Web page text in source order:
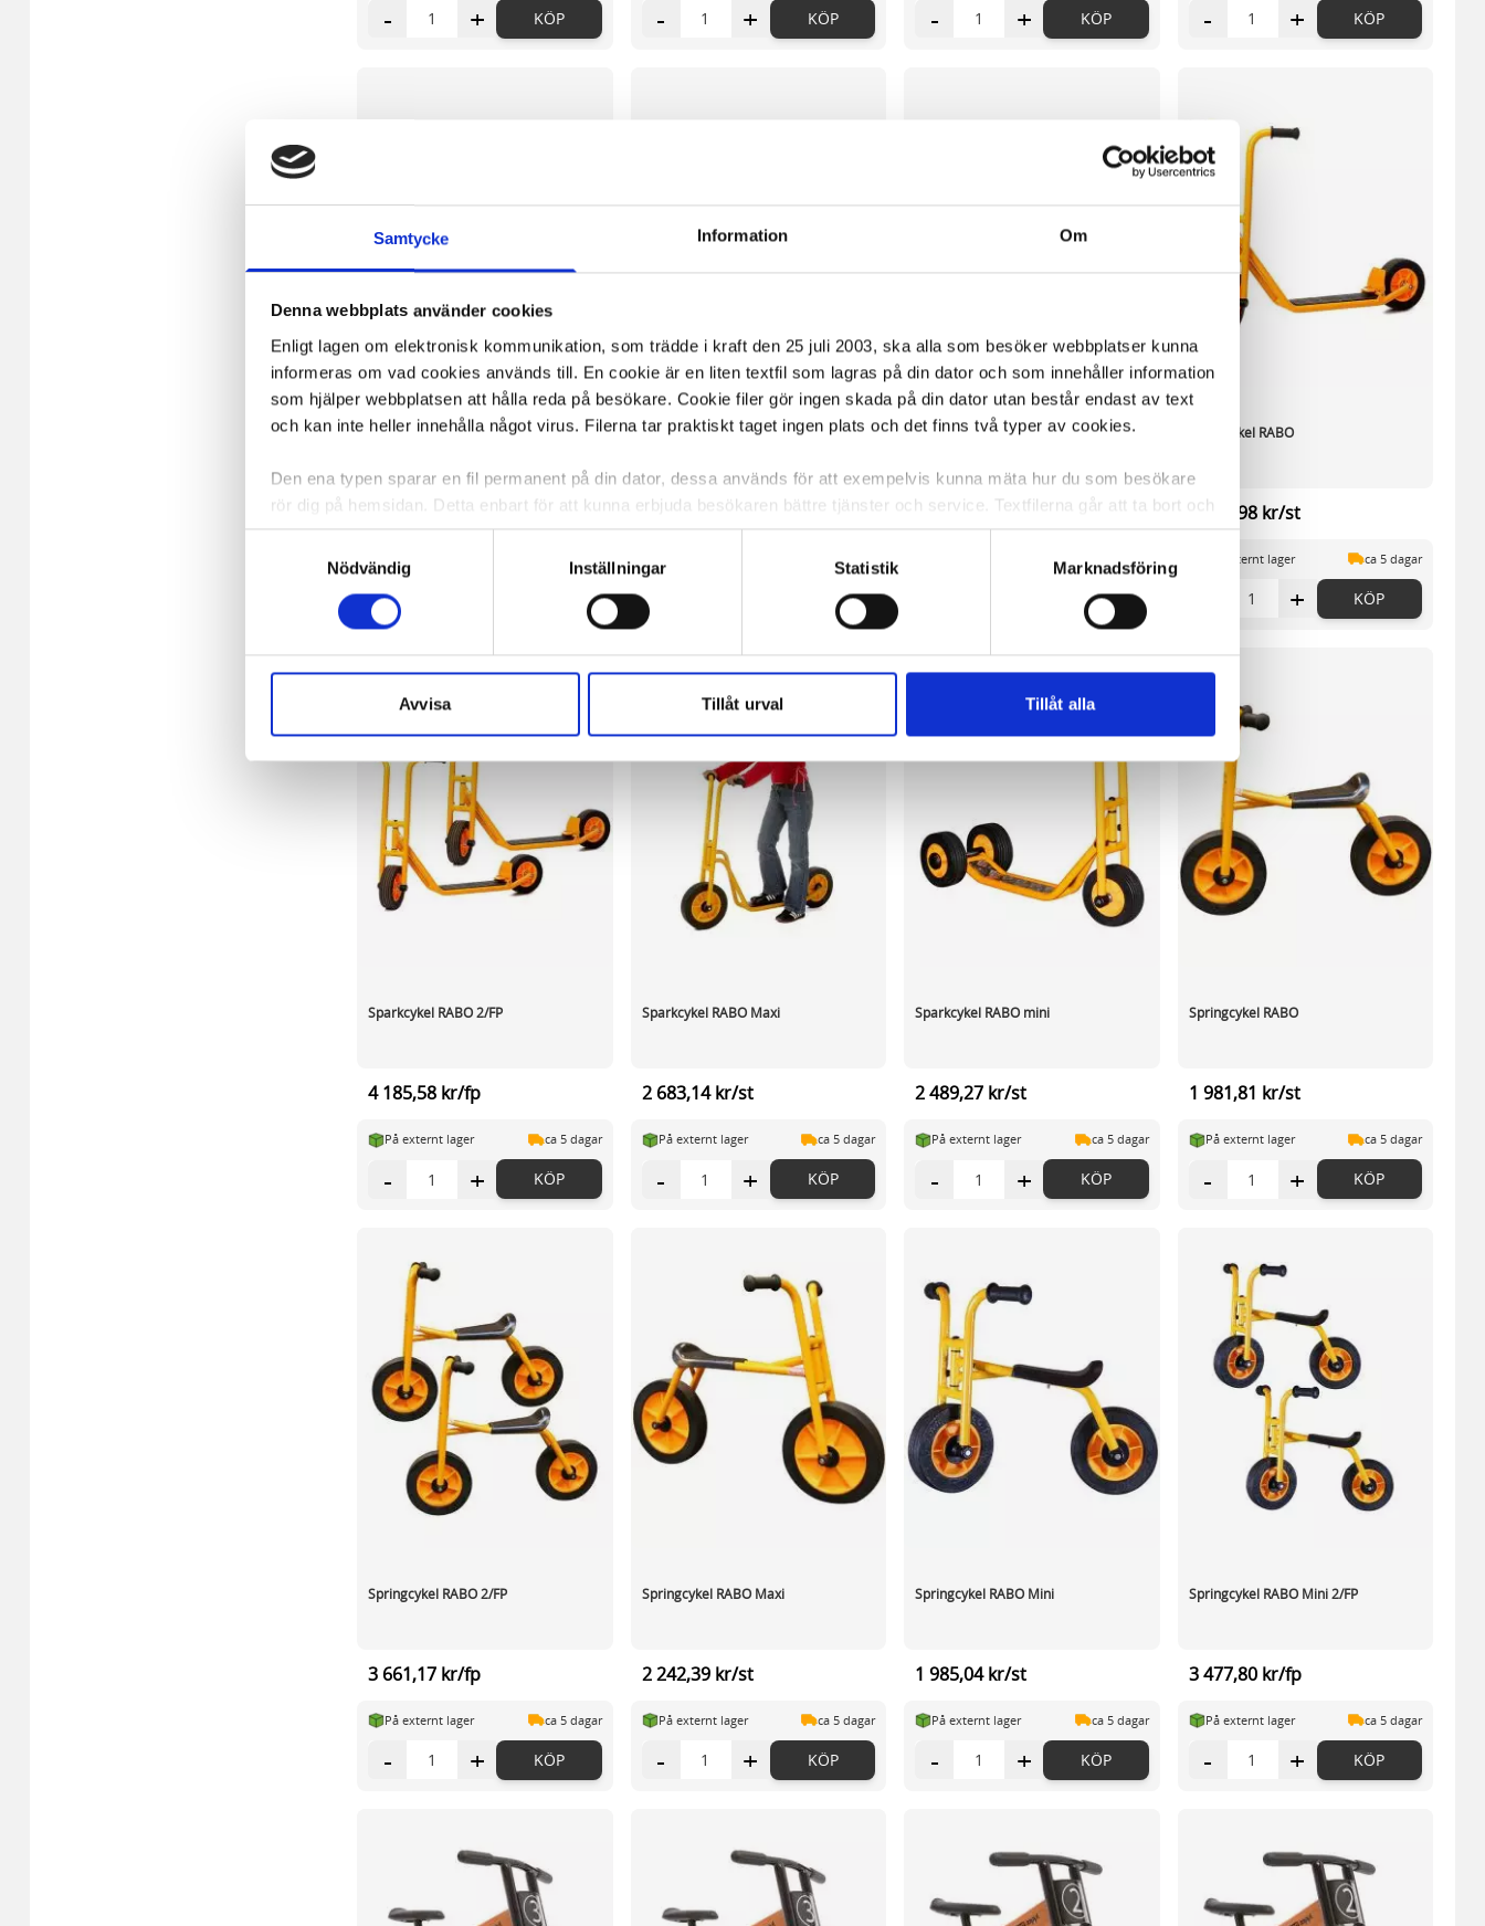
Samtycke Information Om
Denna webbplats använder cookies
Enligt lagen om elektronisk kommunikation, som trädde i kraft den 25 juli 2003, ska alla som besöker webbplatser kunna
informeras om vad cookies används till. En cookie är en liten textfil som lagras på din dator och som innehåller information
som hjälper webbplatsen att hålla reda på besökare. Cookie filer gör ingen skada på din dator utan består endast av text
och kan inte heller innehålla något virus. Filerna tar praktiskt taget ingen plats och det finns två typer av cookies.
Den ena typen sparar en fil permanent på din dator, dessa används för att exempelvis kunna mäta hur du som besökare
rör dig på hemsidan. Detta enbart för att kunna erbjuda besökaren bättre tjänster och service. Textfilerna går att ta bort och
de flesta webbläsare har funktioner för detta. Informationen som sparas på din dator är endast ett unikt nummer utan
någon koppling till personlig information, alltså helt anonymt.
Den andra typen av cookies som vanligtvis används är session cookies. Under tiden du är inne och besöker sidan delar
Vi använder enhetsidentifierare för att anpassa innehållet och annonserna till användarna, tillhandahålla funktioner för
sociala medier och analysera vår trafik. Vi vidarebefordrar även sådana identifierare och annan information från din enhet
till de sociala medier och annons- och analysföretag som vi samarbetar med. Dessa kan i sin tur kombinera informationen
med annan information som du har tillhandahållit eller som de har samlat in när du har använt deras tjänster.
Nödvändig
Inställningar Statistik Marknadsföring
Avvisa Tillåt urval Tillåt alla
- + KÖP - + KÖP - + KÖP - + KÖP
Reservdel RABO pedal 2/FP
432,52 kr/fp
På externt lager ca 5 dagar
-
Släp RABO H46xB46xD92cm
2 346,96 kr/st
ca 5 dagar
KÖP
Släp RABO med ståplatta
3 606,33 kr/st
ca 5 dagar
KÖP
Sparkcykel RABO
2 198,98 kr/st
På externt lager ca 5 dagar
+ KÖP
Sparkcykel RABO 2/FP
4 185,58 kr/fp
På externt lager ca 5 dagar
- + KÖP
Sparkcykel RABO Maxi
2 683,14 kr/st
På externt lager ca 5 dagar
- + KÖP
Sparkcykel RABO mini
2 489,27 kr/st
På externt lager ca 5 dagar
- + KÖP
Springcykel RABO
1 981,81 kr/st
På externt lager ca 5 dagar
- + KÖP
Springcykel RABO 2/FP
3 661,17 kr/fp
På externt lager ca 5 dagar
- + KÖP
Springcykel RABO Maxi
2 242,39 kr/st
På externt lager ca 5 dagar
- + KÖP
Springcykel RABO Mini
1 985,04 kr/st
På externt lager ca 5 dagar
- + KÖP
Springcykel RABO Mini 2/FP
3 477,80 kr/fp
På externt lager ca 5 dagar
- + KÖP